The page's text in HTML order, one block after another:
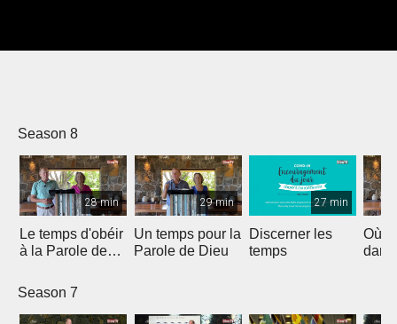
Season 8
28 min
Le temps d'obéir
à la Parole de
29 min
Un temps pour la
Parole de Dieu
27 min
Discerner les
temps
Où
dans
Season 7